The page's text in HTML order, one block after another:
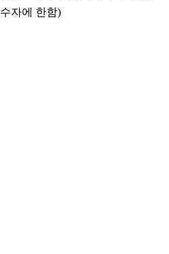
자에 한함)